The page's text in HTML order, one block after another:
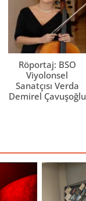
Röportaj: BSO
Viyolonsel
Sanatçısı Verda
Demirel Çavuşoğlu